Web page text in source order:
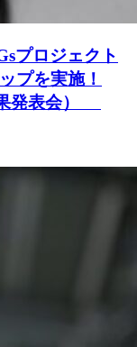
プロジェクト
プを実施！
果発表会）